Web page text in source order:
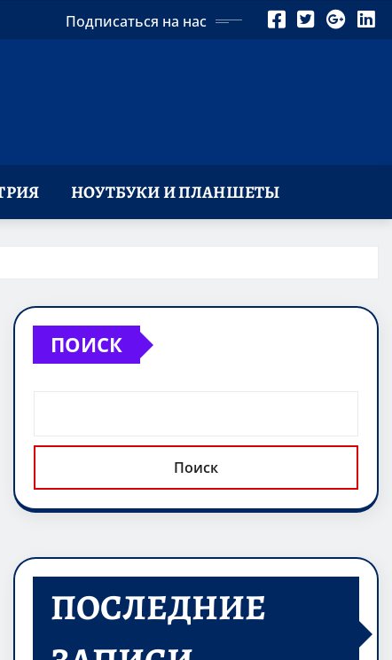
Подписаться на нас
НОУТБУКИ И ПЛАНШЕТЫ
ПОИСК
Поиск
ПОСЛЕДНИЕ